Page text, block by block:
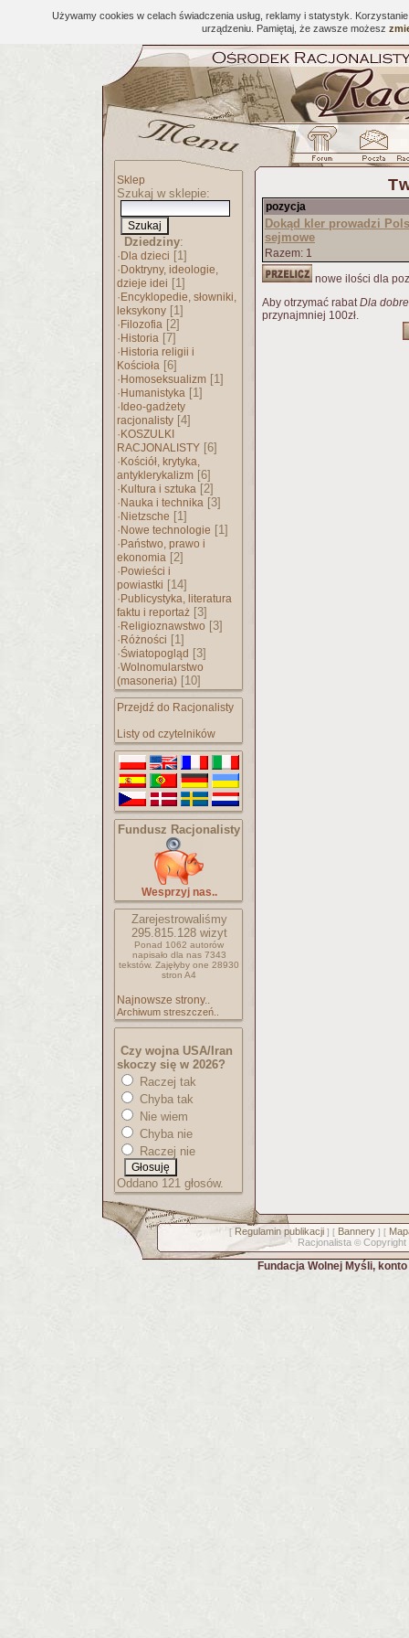
Używamy cookies w celach świadczenia usług, reklamy i statystyk.
urządzeniu. Pamiętaj, że zawsze możesz
Sklep
Szukaj w sklepie:
Dziedziny:
· Dla dzieci [1]
· Doktryny, ideologie,
dzieje idei [1]
· Encyklopedie, słowniki,
leksykony [1]
· Filozofia [2]
· Historia [7]
· Historia religii i
Kościoła [6]
· Homoseksualizm [1]
· Humanistyka [1]
· Ideo-gadżety
racjonalisty [4]
· KOSZULKI
RACJONALISTY [6]
· Kościół, krytyka,
antyklerykalizm [6]
· Kultura i sztuka [2]
· Nauka i technika [3]
· Nietzsche [1]
· Nowe technologie [1]
· Państwo, prawo i
ekonomia [2]
· Powieści i
powiastki [14]
· Publicystyka, literatura
faktu i reportaż [3]
· Religioznawstwo [3]
· Różności [1]
·Światopogląd [3]
·Wolnomularstwo
(masoneria) [10]
Przejdź do Racjonalisty
Listy od czytelników
Fundusz Racjonalisty
Wesprzyj nas..
Zarejestrowaliśmy
295.815.128wizyt
Ponad 1062 autorów
napisało dla nas 7343
tekstów. Zajęłyby one 28930
stron A4
Najnowsze strony..
Archiwum streszczeń..
Czy wojna USA/Iran
skoczy się w 2026?
Raczej tak
Chyba tak
Nie wiem
Chyba nie
Raczej nie
Oddano 121 głosów.
pozycja
Dokąd kler prowadzi
sejmowe
Razem: 1
nowe ilości dla
Aby otrzymać rabatDla
przynajmniej 100zł.
[ Regulamin publikacji] [ Bannery] [
Racjonalista © Copyright
Fundacja Wolnej Myśli,